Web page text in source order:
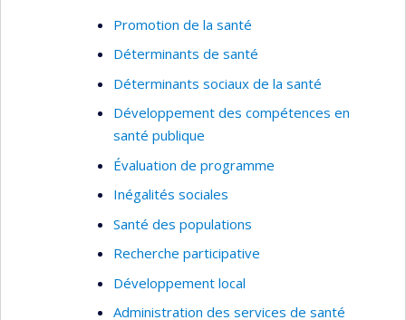
Promotion de la santé
Déterminants de santé
Déterminants sociaux de la santé
Développement des compétences en
santé publique
Évaluation de programme
Inégalités sociales
Santé des populations
Recherche participative
Développement local
Administration des services de santé